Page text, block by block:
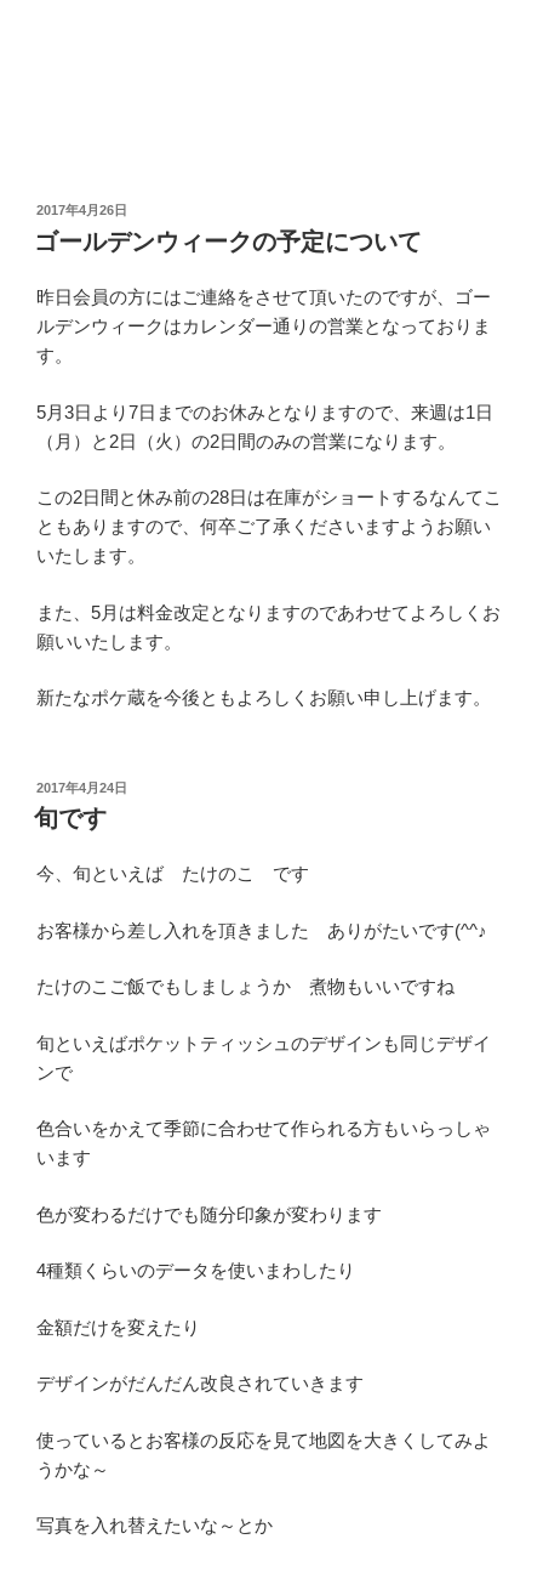
投
稿
日:
2017年4月26日
ゴールデンウィークの予定について
昨日会員の方にはご連絡をさせて頂いたのですが、ゴー
ルデンウィークはカレンダー通りの営業となっておりま
す。
5月3日より7日までのお休みとなりますので、来週は1日
（月）と2日（火）の2日間のみの営業になります。
この2日間と休み前の28日は在庫がショートするなんてこ
ともありますので、何卒ご了承くださいますようお願い
いたします。
また、5月は料金改定となりますのであわせてよろしくお
願いいたします。
新たなポケ蔵を今後ともよろしくお願い申し上げます。
投
稿
日:
2017年4月24日
旬です
今、旬といえば たけのこ です
お客様から差し入れを頂きました ありがたいです(^^♪
たけのこご飯でもしましょうか 煮物もいいですね
旬といえばポケットティッシュのデザインも同じデザイ
ンで
色合いをかえて季節に合わせて作られる方もいらっしゃ
います
色が変わるだけでも随分印象が変わります
4種類くらいのデータを使いまわしたり
金額だけを変えたり
デザインがだんだん改良されていきます
使っているとお客様の反応を見て地図を大きくしてみよ
うかな～
写真を入れ替えたいな～とか